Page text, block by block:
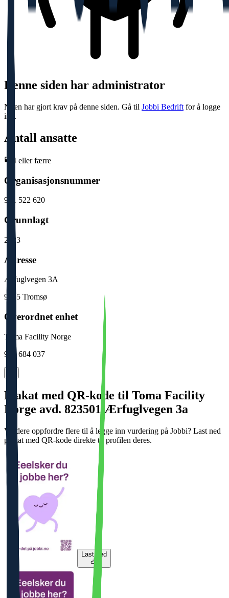
Denne siden har administrator
Noen har gjort krav på denne siden. Gå til Jobbi Bedrift for å logge
inn.
Antall ansatte
4 eller færre
Organisasjonsnummer
931 522 620
Grunnlagt
2023
Adresse
Ærfuglvegen 3A
9015 Tromsø
Overordnet enhet
Toma Facility Norge
984 684 037
Plakat med QR-kode til Toma Facility
Norge avd. 823501 Ærfuglvegen 3a
Vil dere oppfordre flere til å legge inn vurdering på Jobbi? Last ned
plakat med QR-kode direkte til profilen deres.
Last ned